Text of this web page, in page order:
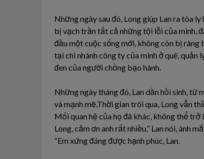
Những ngày sau đó, Long giúp Lan ra tòa
bị vạch trần tất cả những tội lỗi của mình,
đầu một cuộc sống mới, không còn bị ràng
tại chi nhánh công ty của mình ở quê, quản
đen của người chồng bạo hành.
Những ngày tháng đó, Lan dần hồi sinh,
và mạnh mẽ.Thời gian trôi qua, Long vẫn
Mối quan hệ của họ đã khác, không thể trở
Long, cảm ơn anh rất nhiều,” Lan nói, ánh
“Em xứng đáng được hạnh phúc, Lan.